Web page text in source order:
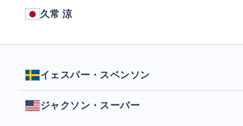
久常 涼
イェスパー・スベンソン
ジャクソン・スーバー